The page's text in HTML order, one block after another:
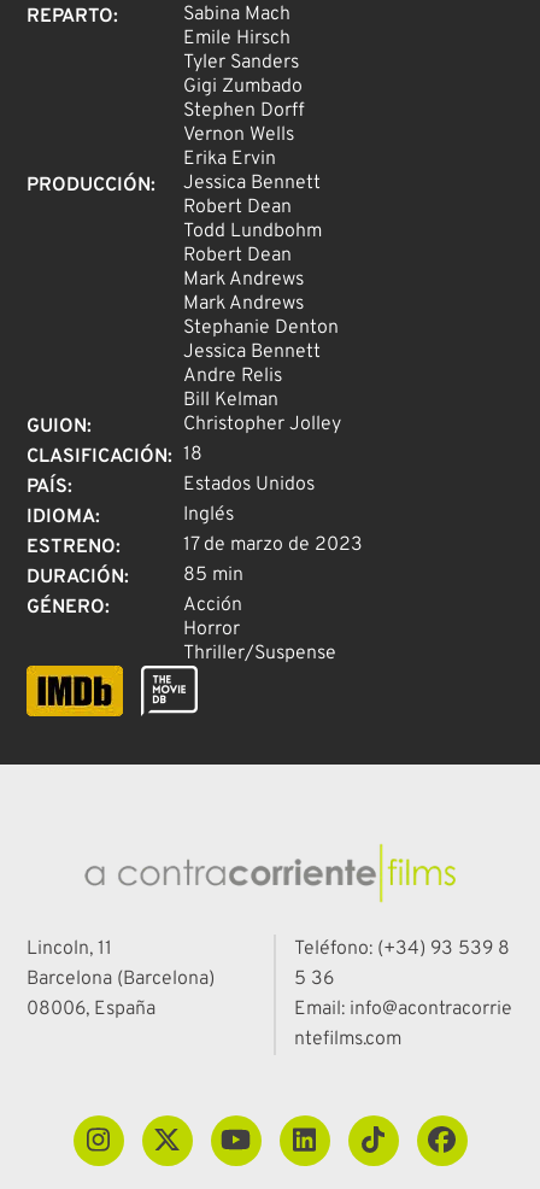
REPARTO:
Sabina Mach
Emile Hirsch
Tyler Sanders
Gigi Zumbado
Stephen Dorff
Vernon Wells
Erika Ervin
PRODUCCIÓN:
Jessica Bennett
Robert Dean
Todd Lundbohm
Robert Dean
Mark Andrews
Mark Andrews
Stephanie Denton
Jessica Bennett
Andre Relis
Bill Kelman
GUION:
Christopher Jolley
CLASIFICACIÓN: 18
PAÍS:
Estados Unidos
IDIOMA:
Inglés
ESTRENO:
17 de marzo de 2023
DURACIÓN:
85 min
GÉNERO:
Acción
Horror
Thriller/Suspense
Lincoln, 11
Barcelona (Barcelona)
08006, España
Teléfono: (+34) 93 539 8
5 36
Email: info@acontracorrie
ntefilms.com